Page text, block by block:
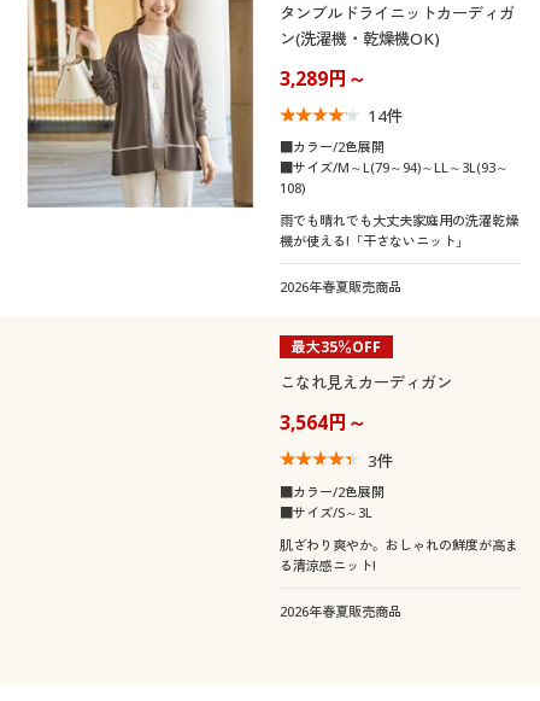
タンブルドライニットカーディガ
ン(洗濯機・乾燥機OK)
3,289円～
14件
■カラー/2色展開
■サイズ/M～L(79～94)～LL～3L(93～
108)
雨でも晴れでも大丈夫家庭用の洗濯乾燥
機が使える!「干さないニット」
2026年春夏販売商品
最大35％OFF
こなれ見えカーディガン
3,564円～
3件
■カラー/2色展開
■サイズ/S～3L
肌ざわり爽やか。おしゃれの鮮度が高ま
る清涼感ニット!
2026年春夏販売商品